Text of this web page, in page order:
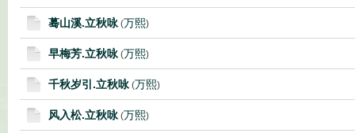
蓦山溪.立秋咏(万熙)
早梅芳.立秋咏(万熙)
千秋岁引.立秋咏(万熙)
风入松.立秋咏(万熙)